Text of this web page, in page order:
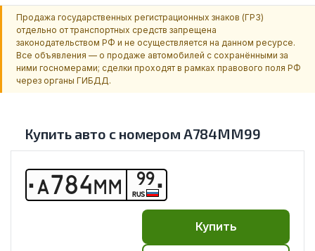
Продажа государственных регистрационных знаков (ГРЗ)
отдельно от транспортных средств запрещена
законодательством РФ и не осуществляется на данном ресурсе.
Все объявления — о продаже автомобилей с сохранёнными за
ними госномерами; сделки проходят в рамках правового поля РФ
через органы ГИБДД.
Купить авто с номером А784ММ99
А784ММ 99
RUS
Купить